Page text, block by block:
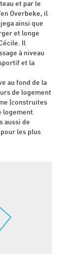
et par le
Overbeke, il
ainsi que
et longe
Il
à niveau
et la
au fond de la
de logement
(construites
logement
aussi de
les plus